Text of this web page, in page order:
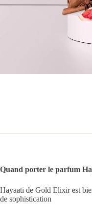
Quand porter le parfum
Hayaati de Gold Elixir est
de sophistication